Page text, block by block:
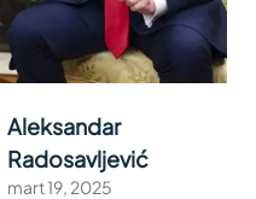
Aleksandar
Radosavljević
mart 19, 2025